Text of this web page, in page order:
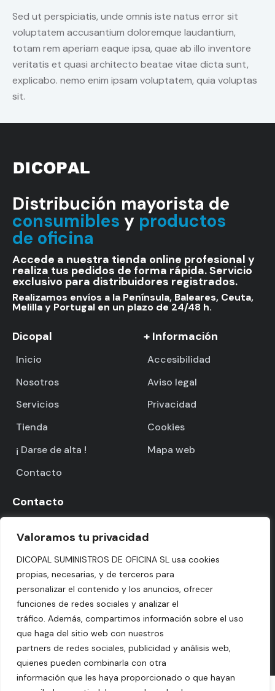
Valoramos tu privacidad
DICOPAL SUMINISTROS DE OFICINA SL usa cookies
propias, necesarias, y de terceros para
personalizar el contenido y los anuncios, ofrecer
funciones de redes sociales y analizar el
tráfico. Además, compartimos información sobre el uso
que haga del sitio web con nuestros
partners de redes sociales, publicidad y análisis web,
quienes pueden combinarla con otra
información que les haya proporcionado o que hayan
Sed ut perspiciatis, unde omnis iste natus error sit
voluptatem accusantium doloremque laudantium,
totam rem aperiam eaque ipsa, quae ab illo inventore
veritatis et quasi architecto beatae vitae dicta sunt,
explicabo. nemo enim ipsam voluptatem, quia voluptas
sit.
Distribución mayorista de
consumibles y productos
de oficina
Accede a nuestra tienda online profesional y
realiza tus pedidos de forma rápida. Servicio
exclusivo para distribuidores registrados.
Realizamos envíos a la Península, Baleares, Ceuta,
Melilla y Portugal en un plazo de 24/48 h.
Dicopal
Inicio
Nosotros
Servicios
Tienda
¡ Darse de alta !
Contacto
+ Información
Accesibilidad
Aviso legal
Privacidad
Cookies
Mapa web
Contacto
Parque Empresarial Campollano
Primera Avenida Nº3, Nave 10
967 674 090
dicopal@dicopal.com
DICOPAL SUMINISTROS DE OFICINA S.L. © 2026. Todos los
derechos reservados. Diseño web: